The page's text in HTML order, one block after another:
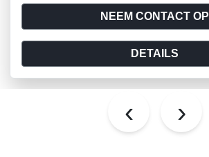
NEEM CONTACT OP
DETAILS
‹ ›